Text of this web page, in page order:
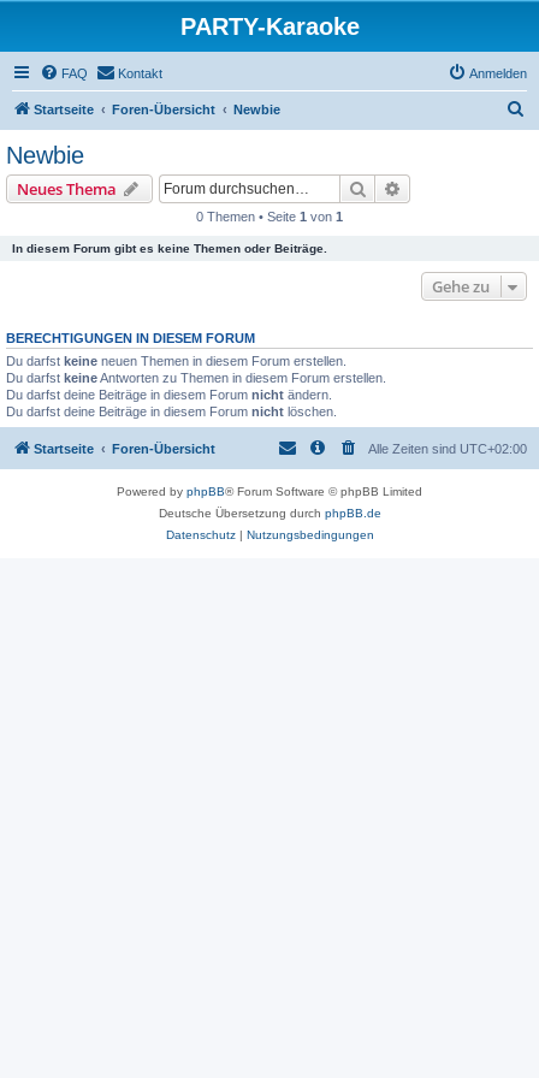
PARTY-Karaoke
FAQ Kontakt Anmelden
Startseite Foren-Übersicht Newbie
Newbie
Neues Thema Suche
0 Themen • Seite 1 von 1
In diesem Forum gibt es keine Themen oder Beiträge.
Gehe zu
BERECHTIGUNGEN IN DIESEM FORUM
Du darfst keine neuen Themen in diesem Forum erstellen.
Du darfst keineAntworten zu Themen in diesem Forum erstellen.
Du darfst deine Beiträge in diesem Forum nicht ändern.
Du darfst deine Beiträge in diesem Forum nicht löschen.
Startseite Foren-Übersicht Alle Zeiten sind UTC+02:00
Powered by phpBB® Forum Software © phpBB Limited
Deutsche Übersetzung durch phpBB.de
Datenschutz| Nutzungsbedingungen